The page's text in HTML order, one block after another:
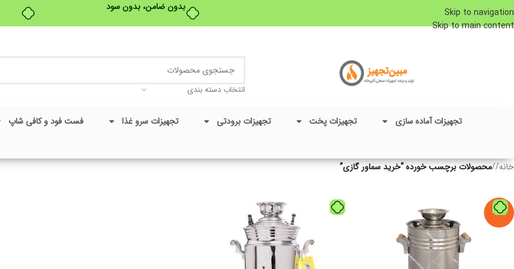
بدون ضامن، بدون سود
Skip to navigation
Skip to main content
انتخاب دسته بندی
تجهیزات آماده سازی تجهیزات پخت تجهیزات برودتی تجهیزات سرو غذا فست فود و کافی شاپ
خانه/ محصولات برچسب خورده “خرید سماور گازی”
-5%